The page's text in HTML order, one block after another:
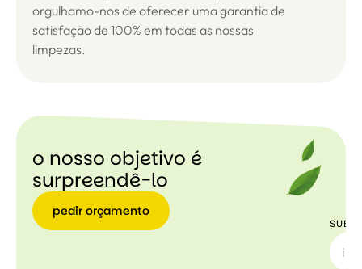
orgulhamo-nos de oferecer uma garantia de
satisfação de 100% em todas as nossas
limpezas.
o nosso objetivo é
surpreendê-lo
pedir orçamento